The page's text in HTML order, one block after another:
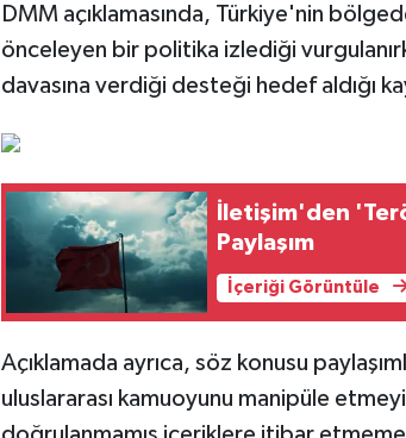
DMM açıklamasında, Türkiye'nin
önceleyen bir politika izlediği
davasına verdiği desteği hedef aldığı
İletişim'den
Paylaşım
İçeriği Görüntüle
Açıklamada ayrıca, söz konusu
uluslararası kamuoyunu manipüle